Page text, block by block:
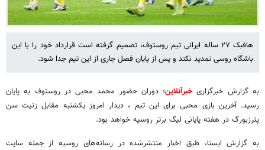
هافبک ۲۷ ساله ایرانی تیم روستوف، تصمیم گرفته است قرارداد خود را با این
باشگاه روسی تمدید نکند و پس از پایان فصل جاری از این تیم جدا شود.
به گزارش خبرگزاریخبرآنلاین؛ دوران حضور محمد محبی در روستوف به پایان
رسید. آخرین بازی محبی برای این تیم ، دیدار امروز یکشنبه مقابل زنیت سن
پترزبورگ در هفته پایانی لیگ برتر روسیه خواهد بود.
به گزارش ایسنا، طبق اخبار منتشرشده در رسانه‌های روسیه از جمله سایت